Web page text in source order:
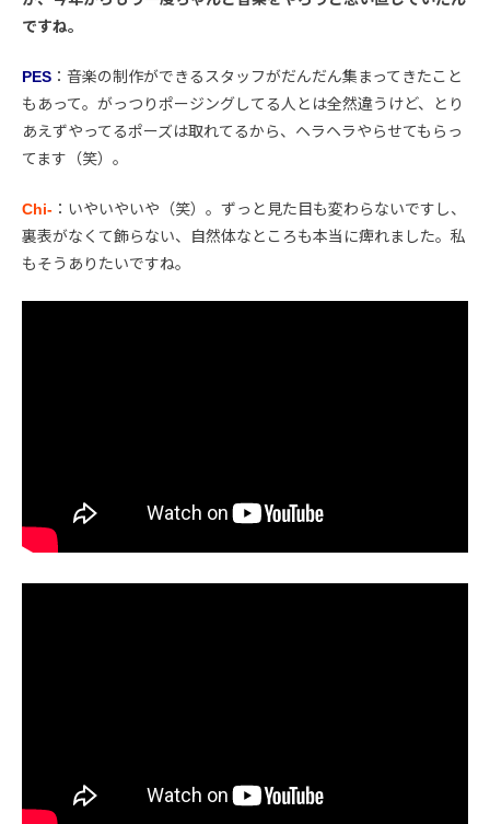
ですね。
PES ：音楽の制作ができるスタッフがだんだん集まってきたこと
もあって。がっつりポージングしてる人とは全然違うけど、とり
あえずやってるポーズは取れてるから、ヘラヘラやらせてもらっ
てます（笑）。
Chi- ：いやいやいや（笑）。ずっと見た目も変わらないですし、
裏表がなくて飾らない、自然体なところも本当に痺れました。私
もそうありたいですね。